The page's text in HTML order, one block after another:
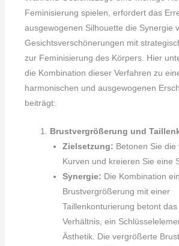
Feminisierung spielen, erfordert das
ausgewogenen Silhouette die Synergie
Gesichtsverschönerungen mit
zur Feminisierung des Körpers. Hier
die Kombination dieser Verfahren zu
harmonischen und ausgewogenen
beiträgt:
Brustvergrößerung und
Zielsetzung: Betonen Sie die
Kurven und kreieren Sie eine
Synergie: Die Kombination
Brustvergrößerung mit einer
Taillenkonturierung betont das
Verhältnis, ein
Ästhetik. Die vergrößerte